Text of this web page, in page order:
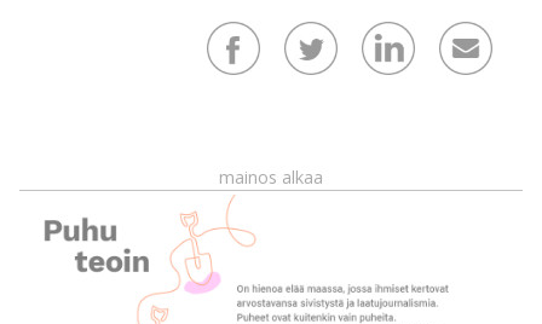
mainos alkaa